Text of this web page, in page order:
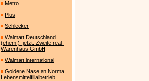
Metro
Plus
Schlecker
Walmart Deutschland
(ehem.) -jetzt: Zweite real-
Warenhaus GmbH
Walmart international
Goldene Nase an Norma
Lebensmittelfilialbetrieb